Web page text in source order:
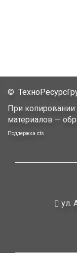
©
При копировании
материалов —
Поддержка cts
ул.